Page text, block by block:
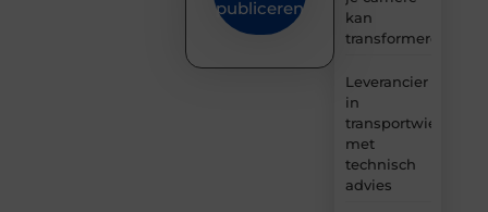
kan
transformeren
Leverancier
in
transportwielen
met
technisch
advies
publiceren